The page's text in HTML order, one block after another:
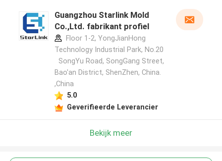
Guangzhou Starlink Mold
Co.,Ltd. fabrikant profiel
Floor 1-2, YongJianHong
Technology Industrial Park, No.20
SongYu Road, SongGang Street,
Bao'an District, ShenZhen, China.
,China
5.0
Geverifieerde Leverancier
Bekijk meer